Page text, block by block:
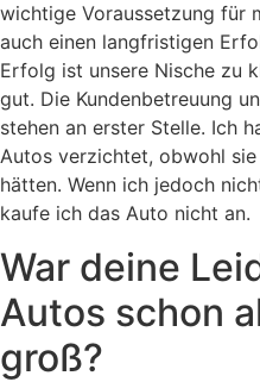
wichtige Voraussetzung für
auch einen langfristigen
Erfolg ist unsere Nische zu
gut. Die Kundenbetreuung
stehen an erster Stelle. Ich
Autos verzichtet, obwohl
hätten. Wenn ich jedoch
kaufe ich das Auto nicht an.
War deine
Autos schon
groß?